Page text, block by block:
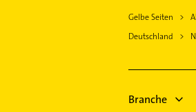
Haan
Maler
Ärztehaus
Arzt
Gelbe Seiten
Deutschland
Branche